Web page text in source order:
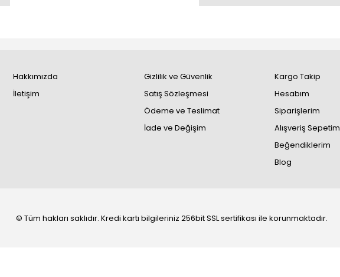
Hakkımızda
İletişim
Gizlilik ve Güvenlik
Satış Sözleşmesi
Ödeme ve Teslimat
İade ve Değişim
Kargo Takip
Hesabım
Siparişlerim
Alışveriş Sepetim
Beğendiklerim
Blog
© Tüm hakları saklıdır. Kredi kartı bilgileriniz 256bit SSL sertifikası ile korunmaktadır.